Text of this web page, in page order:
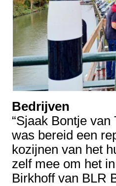
Bedrijven
“Sjaak Bontje
was bereid een
kozijnen van het
zelf mee om het
Birkhoff van BLR